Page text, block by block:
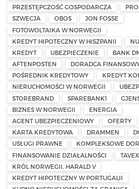
PRZESTĘPCZOŚĆ GOSPODARCZA
SZWECJA
OBOS
JON FOSSE
FOTOWOLTAIKA W NORWEGII
KREDYT HIPOTECZNY W HISZPANII
KREDYT
UBEZPIECZENIE BANK
AFTENPOSTEN
DORADCA
POŚREDNIK KREDYTOWY
KREDYT
NIERUCHOMOŚCI W NORWEGII
STOREBRAND
SPAREBANK1
BIZNES W NORWEGII
ENERGIA
AGENT UBEZPIECZENIOWY
OFERTY
KARTA KREDYTOWA
DRAMMEN
USŁUGI PRAWNE
KOMPLEKSOWE
FINANSOWANIE DZIAŁALNOŚCI
TAVEX
KRÓL NORWEGII, HARALD V
KREDYT HIPOTECZNY W PORTUGALII